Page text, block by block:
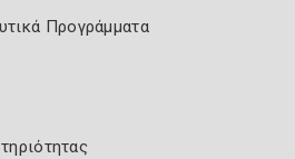
Προγράμματα